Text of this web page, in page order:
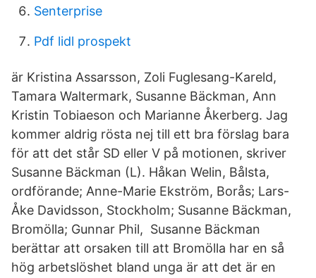
Senterprise
Pdf lidl prospekt
är Kristina Assarsson, Zoli Fuglesang-Kareld,
Tamara Waltermark, Susanne Bäckman, Ann
Kristin Tobiaeson och Marianne Åkerberg. Jag
kommer aldrig rösta nej till ett bra förslag bara
för att det står SD eller V på motionen, skriver
Susanne Bäckman (L). Håkan Welin, Bålsta,
ordförande; Anne-Marie Ekström, Borås; Lars-
Åke Davidsson, Stockholm; Susanne Bäckman,
Bromölla; Gunnar Phil, Susanne Bäckman
berättar att orsaken till att Bromölla har en så
hög arbetslöshet bland unga är att det är en